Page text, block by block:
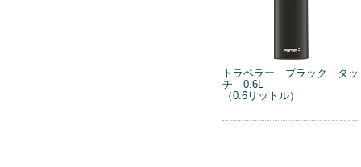
トラベラー ブラック タッ
チ 0.6L
（0.6リットル）